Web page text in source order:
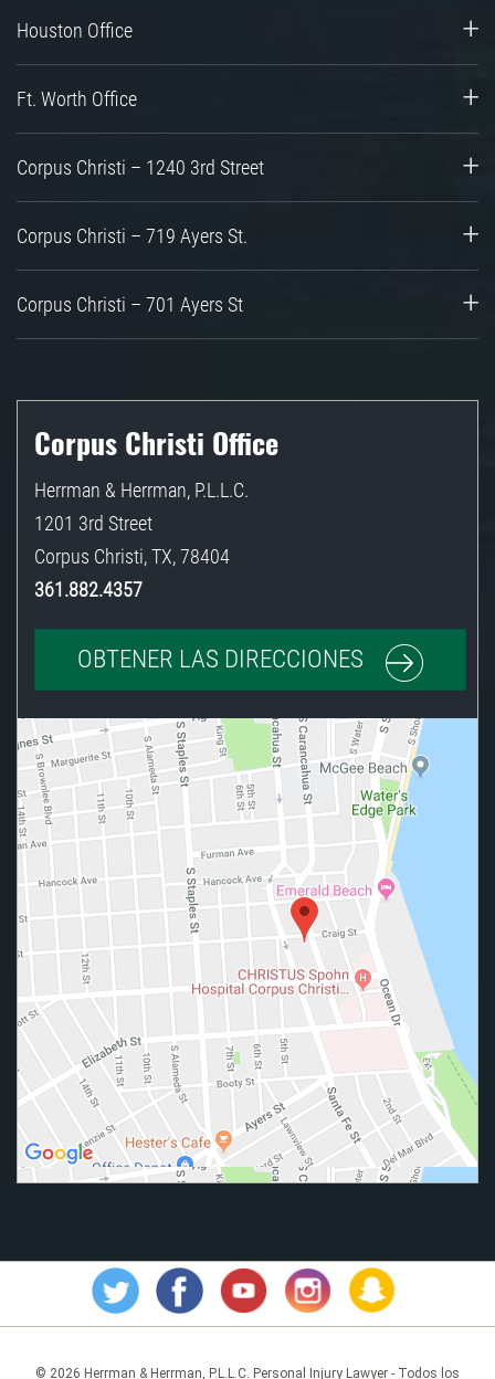
Houston Office
Ft. Worth Office
Corpus Christi – 1240 3rd Street
Corpus Christi – 719 Ayers St.
Corpus Christi – 701 Ayers St
Corpus Christi Office
Herrman & Herrman, P.L.L.C.
1201 3rd Street
Corpus Christi,TX,78404
361.882.4357
OBTENER LAS DIRECCIONES
© 2026 Herrman & Herrman, P.L.L.C. Personal Injury Lawyer - Todos los